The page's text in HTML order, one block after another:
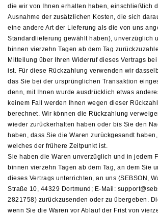
die wir von Ihnen erhalten haben, einschließlich
Ausnahme der zusätzlichen Kosten, die sich
eine andere Art der Lieferung als die von uns
Standardlieferung gewählt haben), unverzüglich
binnen vierzehn Tagen ab dem Tag
Mitteilung über Ihren Widerruf dieses Vertrags
ist. Für diese Rückzahlung verwenden wir
das Sie bei der ursprünglichen Transaktion
denn, mit Ihnen wurde ausdrücklich etwas
keinem Fall werden Ihnen wegen dieser
berechnet. Wir können die Rückzahlung
wieder zurückerhalten haben oder bis Sie den
haben, dass Sie die Waren zurückgesandt
welches der frühere Zeitpunkt ist.
Sie haben die Waren unverzüglich und in jedem
binnen vierzehn Tagen ab dem Tag, an dem Sie
dieses Vertrags unterrichten, an uns (SEBSON,
Straße 10, 44329 Dortmund ; E-Mail:
2821758) zurückzusenden oder zu übergeben.
wenn Sie die Waren vor Ablauf der Frist von